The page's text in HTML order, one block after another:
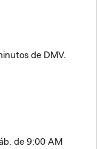
de DMV.
de 9:00 AM